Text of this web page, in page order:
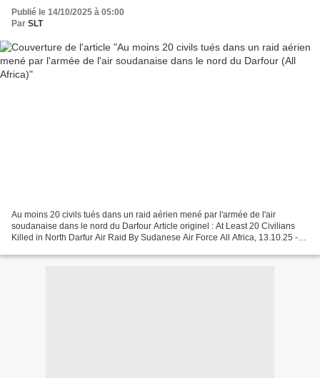
Publié le 14/10/2025 à 05:00
Par SLT
Au moins 20 civils tués dans un raid aérien mené par l'armée de l'air
soudanaise dans le nord du Darfour Article originel : At Least 20 Civilians
Killed in North Darfur Air Raid By Sudanese Air Force All Africa, 13.10.25 ----